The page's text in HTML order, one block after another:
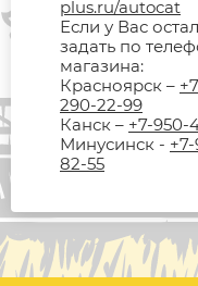
plus.ru/autocat
Если у Вас
задать по
магазина:
Красноярск –
290-22-99
Канск – +7-950-
Минусинск -
82-55